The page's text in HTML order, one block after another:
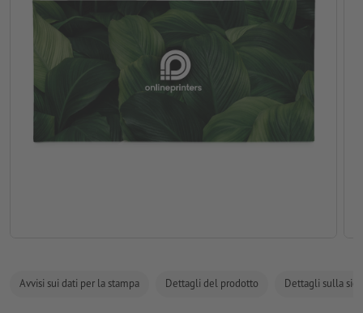
Avvisi sui dati per la stampa Dettagli del prodotto Dettagli sulla